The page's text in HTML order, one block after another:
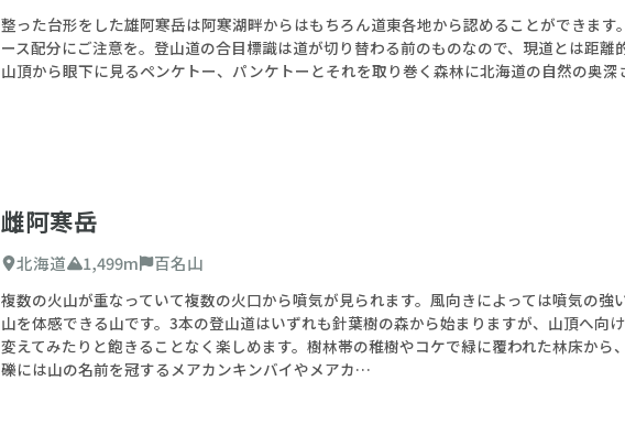
整った台形をした雄阿寒岳は阿寒湖畔からはもちろん道東各地から認めることができま
ース配分にご注意を。登山道の合目標識は道が切り替わる前のものなので、現道とは距離
山頂から眼下に見るペンケトー、パンケトーとそれを取り巻く森林に北海道の自然の奥深
雌阿寒岳
北海道 1,499m 百名山
複数の火山が重なっていて複数の火口から噴気が見られます。風向きによっては噴気の強
山を体感できる山です。3本の登山道はいずれも針葉樹の森から始まりますが、山頂へ向
変えてみたりと飽きることなく楽しめます。樹林帯の稚樹やコケで緑に覆われた林床から
礫には山の名前を冠するメアカンキンバイやメアカ…